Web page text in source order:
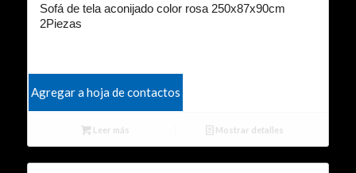
Sofá de tela aconijado color rosa 250x87x90cm
2Piezas
Agregar a hoja de contactos
Leer más Mostrar detalles